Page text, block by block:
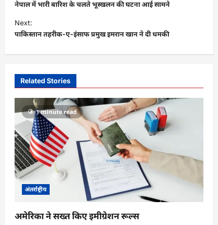
s
t
v
a
t
i
o
n
नेपाल में भारी बारिश के चलते भूस्खलन की घटना आई सामने
Next:
पाकिस्तान तहरीक-ए-इंसाफ प्रमुख इमरान खान ने दी धमकी
Related Stories
1 minute read
अंतर्राष्ट्रीय
अमेरिका ने सख्त किए इमीग्रेशन रूल्स